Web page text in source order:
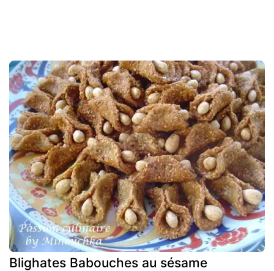
Blighates Babouches au sésame